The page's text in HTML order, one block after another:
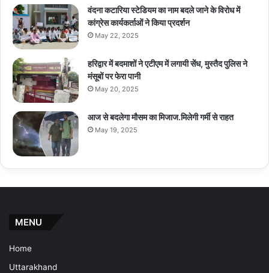
वंदना कटारिया स्टेडियम का नाम बदले जाने के विरोध में
कांग्रेस कार्यकर्ताओं ने किया प्रदर्शन
May 22, 2025
हरिद्वार में बदमाशों ने एटीएम में लगायी सेंध, मुस्तैद पुलिस ने
मंसूबों पर फेरा पानी
May 20, 2025
आज से बदलेगा मौसम का मिजाज.मिलेगी गर्मी से राहत
May 19, 2025
MENU
Home
Uttarakhand